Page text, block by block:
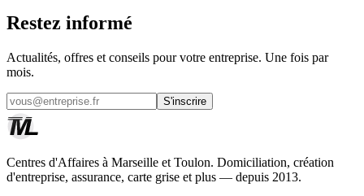
Restez informé
Actualités, offres et conseils pour votre entreprise. Une fois par
mois.
S'inscrire
Centres d'Affaires à Marseille et Toulon. Domiciliation, création
d'entreprise, assurance, carte grise et plus — depuis 2013.